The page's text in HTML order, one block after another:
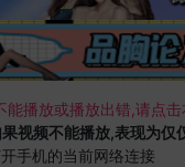
播放或播放出错,请点击
视频不能播放,表现为仅
手机的当前网络连接